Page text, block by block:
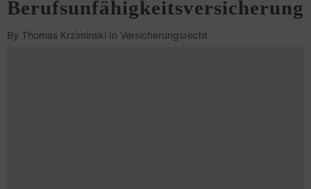
Berufsunfähigkeitsversicherung
By Thomas Krziminski In Versicherungsrecht